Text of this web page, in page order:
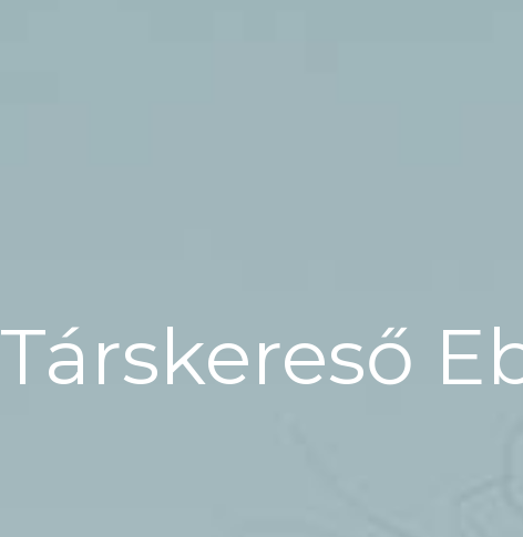
Társkereső